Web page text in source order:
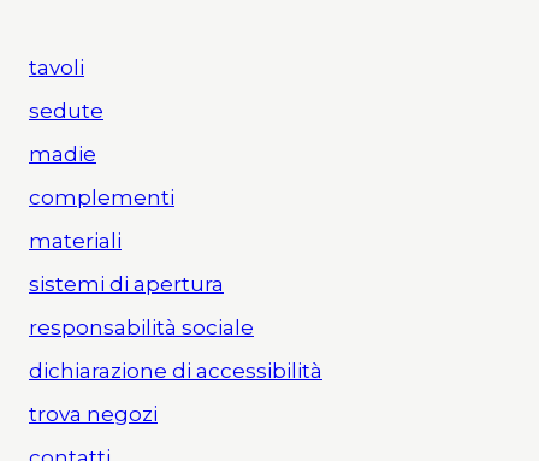
tavoli
sedute
madie
complementi
materiali
sistemi di apertura
responsabilità sociale
dichiarazione di accessibilità
trova negozi